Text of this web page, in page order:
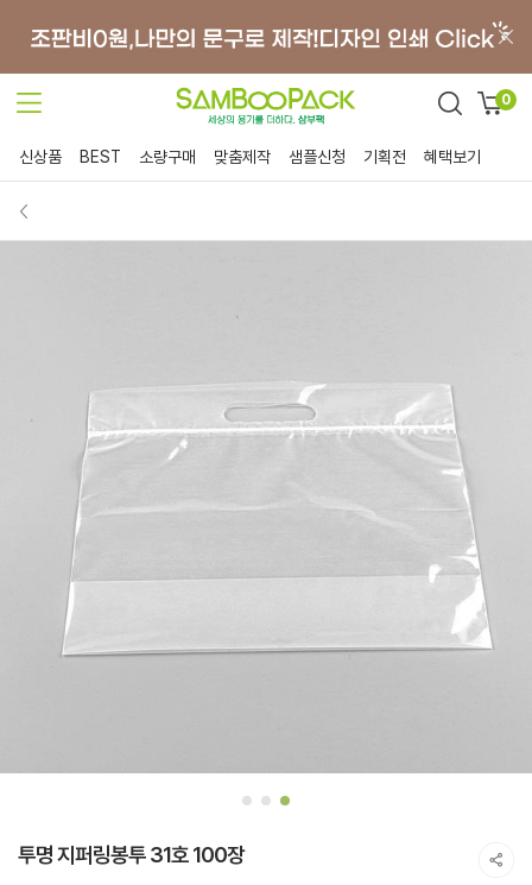
0
신상품 BEST 소량구매 맞춤제작 샘플신청 기획전 혜택보기
투명 지퍼링봉투 31호 100장